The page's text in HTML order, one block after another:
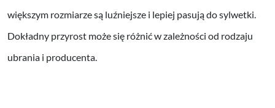
większym rozmiarze są luźniejsze i lepiej pasują do sylwetki.
Dokładny przyrost może się różnić w zależności od rodzaju
ubrania i producenta.